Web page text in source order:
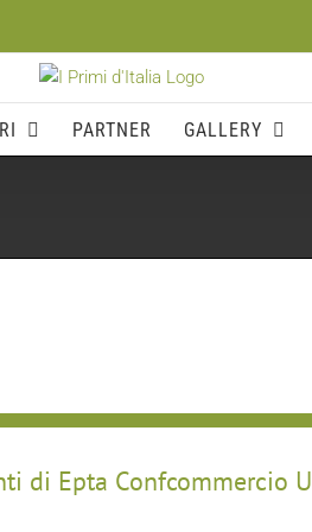
PARTNER GALLERY
di Epta Confcommercio